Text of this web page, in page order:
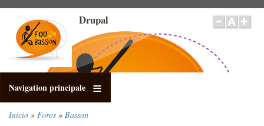
contenido
principal
Drupal
Navigation principale
Inicio Foros Basson